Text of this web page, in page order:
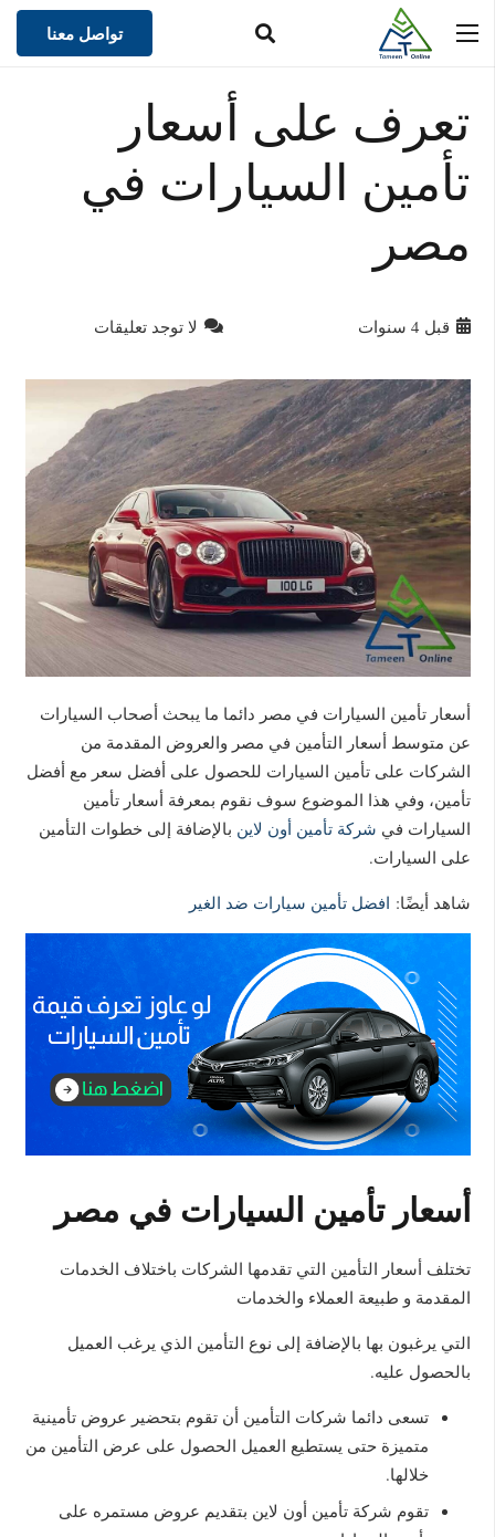
تواصل معنا
تعرف على أسعار
تأمين السيارات في
مصر
قبل 4 سنوات لا توجد تعليقات
أسعار تأمين السيارات في مصر دائما ما يبحث أصحاب السيارات
عن متوسط أسعار التأمين في مصر والعروض المقدمة من
الشركات على تأمين السيارات للحصول على أفضل سعر مع أفضل
تأمين، وفي هذا الموضوع سوف نقوم بمعرفة أسعار تأمين
السيارات في شركة تأمين أون لاين بالإضافة إلى خطوات التأمين
على السيارات.
شاهد أيضًا: افضل تأمين سيارات ضد الغير
أسعار تأمين السيارات في مصر
تختلف أسعار التأمين التي تقدمها الشركات باختلاف الخدمات
المقدمة و طبيعة العملاء والخدمات
التي يرغبون بها بالإضافة إلى نوع التأمين الذي يرغب العميل
بالحصول عليه.
تسعى دائما شركات التأمين أن تقوم بتحضير عروض تأمينية
متميزة حتى يستطيع العميل الحصول على عرض التأمين من
خلالها.
تقوم شركة تأمين أون لاين بتقديم عروض مستمره على